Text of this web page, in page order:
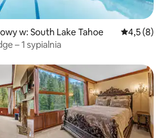
w: South Lake Tahoe Średnia
4,5 (8)
– 1 sypialnia